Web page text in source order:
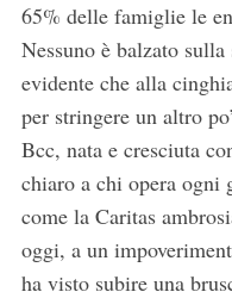
65% delle famiglie le
Nessuno è balzato
evidente che alla
per stringere un altro
Bcc, nata e cresciuta
chiaro a chi opera ogni
come la Caritas
oggi, a un
ha visto subire una